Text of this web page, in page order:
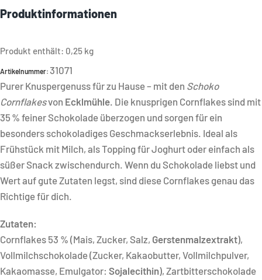
Produktinformationen
Produkt enthält: 0,25 kg
Artikelnummer: 31071
Purer Knuspergenuss für zu Hause – mit den Schoko
Cornflakesvon Ecklmühle. Die knusprigen Cornflakes sind mit
35 % feiner Schokolade überzogen und sorgen für ein
besonders schokoladiges Geschmackserlebnis. Ideal als
Frühstück mit Milch, als Topping für Joghurt oder einfach als
süßer Snack zwischendurch. Wenn du Schokolade liebst und
Wert auf gute Zutaten legst, sind diese Cornflakes genau das
Richtige für dich.
Zutaten:
Cornflakes 53 % (Mais, Zucker, Salz, Gerstenmalzextrakt),
Vollmilchschokolade (Zucker, Kakaobutter, Vollmilchpulver,
Kakaomasse, Emulgator: Sojalecithin), Zartbitterschokolade